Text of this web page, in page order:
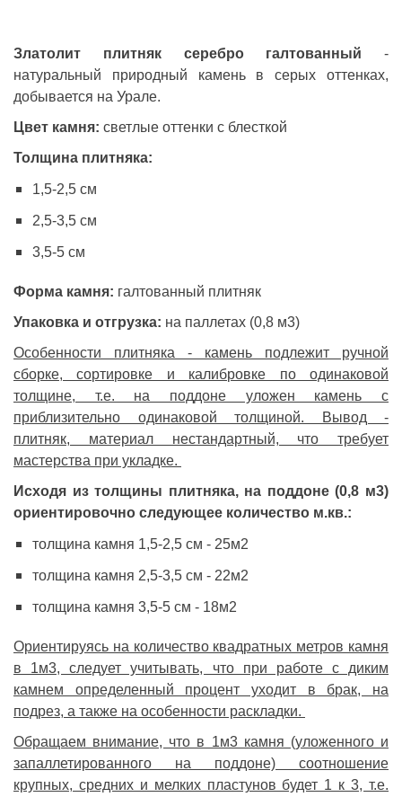
Златолит плитняк серебро галтованный -
натуральный природный камень в серых оттенках,
добывается на Урале.
Цвет камня: светлые оттенки с блесткой
Толщина плитняка:
1,5-2,5 см
2,5-3,5 см
3,5-5 см
Форма камня: галтованный плитняк
Упаковка и отгрузка: на паллетах (0,8 м3)
Особенности плитняка - камень подлежит ручной
сборке, сортировке и калибровке по одинаковой
толщине, т.е. на поддоне уложен камень с
приблизительно одинаковой толщиной. Вывод -
плитняк, материал нестандартный, что требует
мастерства при укладке.
Исходя из толщины плитняка, на поддоне (0,8 м3)
ориентировочно следующее количество м.кв.:
толщина камня 1,5-2,5 см - 25м2
толщина камня 2,5-3,5 см - 22м2
толщина камня 3,5-5 см - 18м2
Ориентируясь на количество квадратных метров камня
в 1м3, следует учитывать, что при работе с диким
камнем определенный процент уходит в брак, на
подрез, а также на особенности раскладки.
Обращаем внимание, что в 1м3 камня (уложенного и
запаллетированного на поддоне) соотношение
крупных, средних и мелких пластунов будет 1 к 3, т.е.